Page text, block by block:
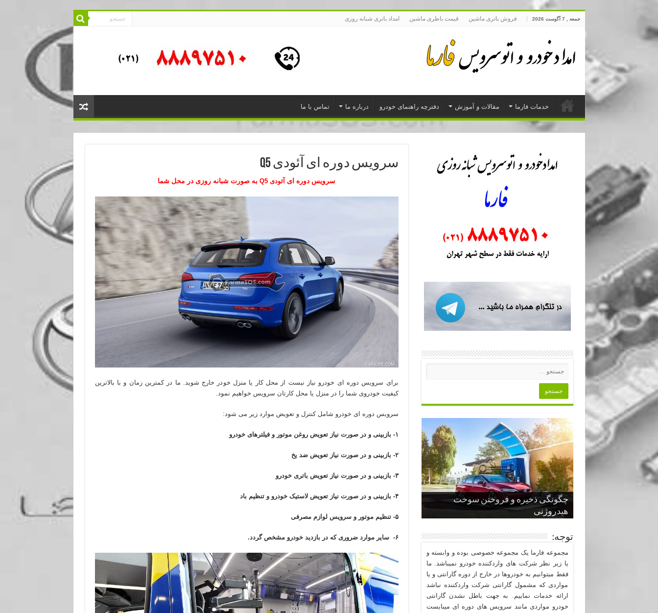
جمعه , 7 آگوست 2026 فروش باتری ماشین قیمت باطری ماشین امداد باتری شبانه روزی
خدمات فارما مقالات و آموزش دفترچه راهنمای خودرو درباره ما تماس با ما
سرویس دوره ای آئودی Q5
سرویس دوره ای آئودی Q5 به صورت شبانه روزی در محل شما
برای سرویس دوره ای خودرو نیاز نیست از محل کار یا منزل خودر خارج شوید. ما در کمترین زمان و با بالاترین
کیفیت خودروی شما را در منزل یا محل کارتان سرویس خواهیم نمود.
سرویس دوره ای خودرو شامل کنترل و تعویض موارد زیر می شود:
۱- بازبینی و در صورت نیاز تعویض روغن موتور و فیلترهای خودرو
۲- بازبینی و در صورت نیاز تعویض ضد یخ
۳- بازبینی و در صورت نیاز تعویض باتری خودرو
۴- بازبینی و در صورت نیاز تعویض لاستیک خودرو و تنظیم باد
۵- تنظیم موتور و سرویس لوازم مصرفی
۶- سایر موارد ضروری که در بازدید خودرو مشخص گردد.
چگونگی ذخیره و فروختن سوخت
هیدروژنی
قدرتمندترین ماسل کارها یا خودروهای
عضلانی امریکایی
چرا نمک باعث خوردگی خودرو می شود؟
پنج کابین جذاب سال های اخیر صنعت
خودروسازی
از صفر تا صد طراحی خودرو قسمت
سوم
توجه:
مجموعه فارما یک مجموعه خصوصی بوده و وابسته و
یا زیر نظر شرکت های واردکننده خودرو نمیباشد. ما
فقط میتوانیم به خودروها در خارج از دوره گارانتی و یا
مواردی که مشمول گارانتی شرکت واردکننده نباشد
ارائه خدمات نماییم. به جهت باطل نشدن گارانتی
خودرو مواردی مانند سرویس های دوره ای میبایست